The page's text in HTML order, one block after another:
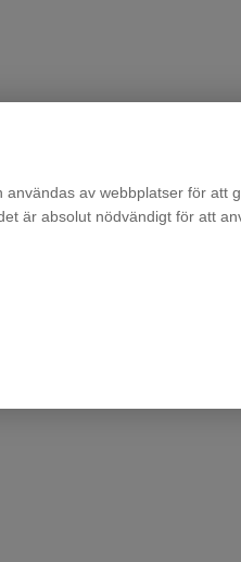
av webbplatser för att
är absolut nödvändigt för att